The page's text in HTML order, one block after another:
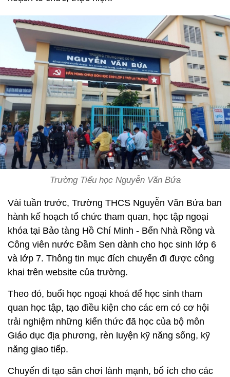
Trường Tiểu học Nguyễn Văn Bứa
Vài tuần trước, Trường THCS Nguyễn Văn Bứa ban
hành kế hoạch tổ chức tham quan, học tập ngoại
khóa tại Bảo tàng Hồ Chí Minh - Bến Nhà Rồng và
Công viên nước Đầm Sen dành cho học sinh lớp 6
và lớp 7. Thông tin mục đích chuyến đi được công
khai trên website của trường.
Theo đó, buổi học ngoại khoá để học sinh tham
quan học tập, tạo điều kiện cho các em có cơ hội
trải nghiệm những kiến thức đã học của bộ môn
Giáo dục địa phương, rèn luyện kỹ năng sống, kỹ
năng giao tiếp.
Chuyến đi tạo sân chơi lành mạnh, bổ ích cho các